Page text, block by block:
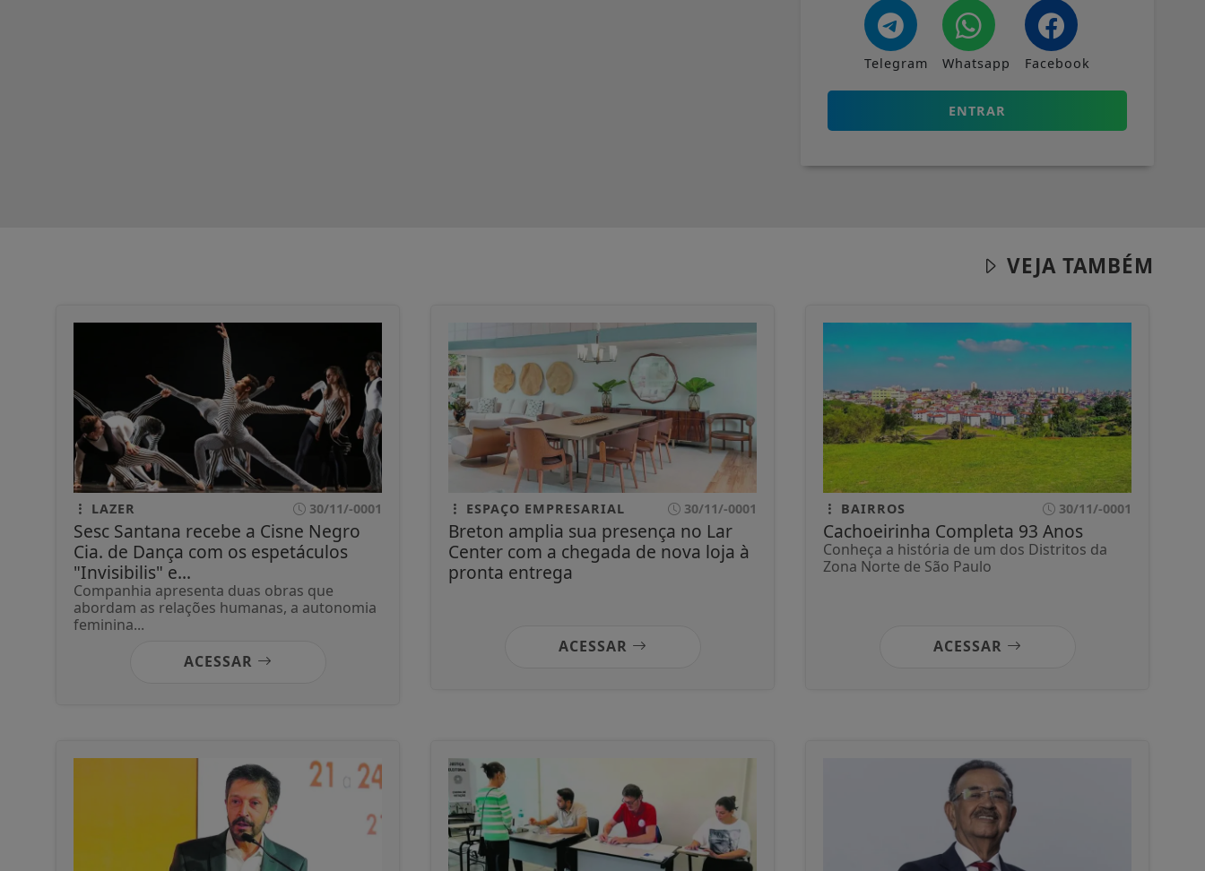
Telegram Whatsapp Facebook
ENTRAR
VEJA TAMBÉM
LAZER 30/11/-0001
Sesc Santana recebe a Cisne Negro
Cia. de Dança com os espetáculos
"Invisibilis" e...
Companhia apresenta duas obras que
abordam as relações humanas, a autonomia
feminina...
ACESSAR
ESPAÇO EMPRESARIAL 30/11/-0001
Breton amplia sua presença no Lar
Center com a chegada de nova loja à
pronta entrega
ACESSAR
BAIRROS 30/11/-0001
Cachoeirinha Completa 93 Anos
Conheça a história de um dos Distritos da
Zona Norte de São Paulo
ACESSAR